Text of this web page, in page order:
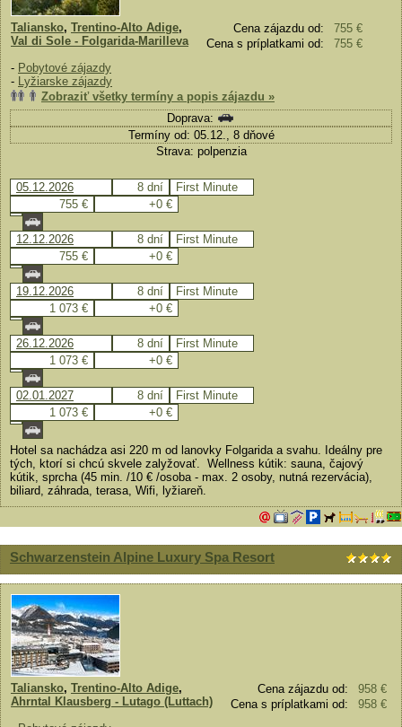
Cena zájazdu od:
755 €
Cena s príplatkami od:
755 €
Taliansko, Trentino-Alto Adige,
Val di Sole - Folgarida-Marilleva
- Pobytové zájazdy
- Lyžiarske zájazdy
Zobraziť všetky termíny a popis zájazdu »
Doprava:
Termíny od: 05.12., 8 dňové
Strava: polpenzia
05.12.2026 8 dní
First Minute
755 €
+0 €
12.12.2026 8 dní
First Minute
755 €
+0 €
19.12.2026 8 dní
First Minute
1 073 €
+0 €
26.12.2026 8 dní
First Minute
1 073 €
+0 €
02.01.2027 8 dní
First Minute
1 073 €
+0 €
Hotel sa nachádza asi 220 m od lanovky Folgarida a svahu. Ideálny pre
tých, ktorí si chcú skvele zalyžovať. Wellness kútik: sauna, čajový
kútik, sprcha (45 min. /10 € /osoba - max. 2 osoby, nutná rezervácia),
biliard, záhrada, terasa, Wifi, lyžiareň.
Schwarzenstein Alpine Luxury Spa Resort
Cena zájazdu od:
958 €
Cena s príplatkami od:
958 €
Taliansko, Trentino-Alto Adige,
Ahrntal Klausberg - Lutago (Luttach)